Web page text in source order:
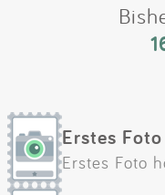
Erstes Foto
Erstes Foto